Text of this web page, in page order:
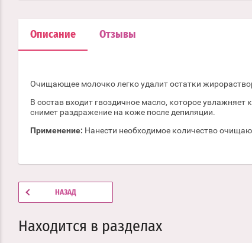
Описание Отзывы
Очищающее молочко легко удалит остатки
В состав входит гвоздичное масло, которое увлажняет
снимет раздражение на коже после депиляции.
Применение: Нанести необходимое количество
НАЗАД
Находится в разделах